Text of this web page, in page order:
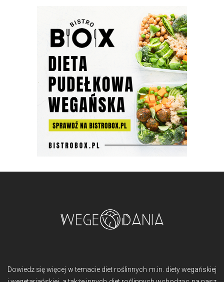
Dowiedz się więcej w temacie diet roślinnych m.in. diety wegańskiej